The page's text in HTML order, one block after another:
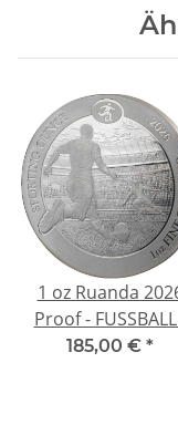
- High Relief
1 oz Ruanda
Proof -
Sporting Ounce -
185,00 € *